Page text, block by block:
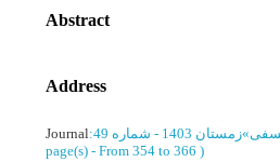
Abstract
Address
Journal: »زمستان 1403 - شماره 49
page(s) - From 354 to 366 )